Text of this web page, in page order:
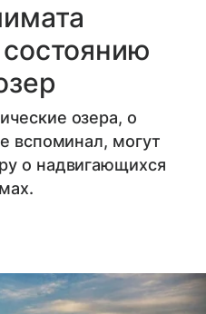
озера, о
вспоминал, могут
о надвигающихся